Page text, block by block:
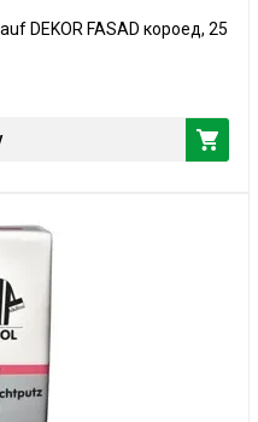
DEKOR FASAD короед, 25